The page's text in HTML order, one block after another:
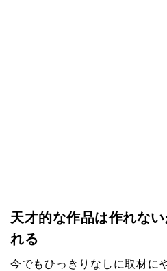
天才的な作品は作れな
れる
今でもひっきりなしに取材に